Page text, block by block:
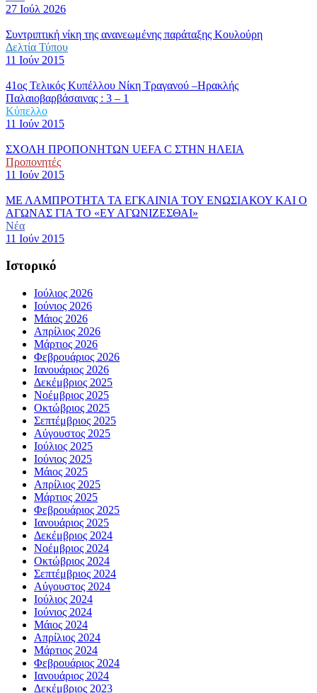
27 Ιούλ 2026
Συντριπτική νίκη της ανανεωμένης παράταξης Κουλούρη
Δελτία Τύπου
11 Ιούν 2015
41ος Τελικός Κυπέλλου Νίκη Τραγανού –Ηρακλής
Παλαιοβαρβάσαινας : 3 – 1
Κύπελλο
11 Ιούν 2015
ΣΧΟΛΗ ΠΡΟΠΟΝΗΤΩΝ UEFA C ΣΤΗΝ ΗΛΕΙΑ
Προπονητές
11 Ιούν 2015
ΜΕ ΛΑΜΠΡΟΤΗΤΑ ΤΑ ΕΓΚΑΙΝΙΑ ΤΟΥ ΕΝΩΣΙΑΚΟΥ ΚΑΙ Ο
ΑΓΩΝΑΣ ΓΙΑ ΤΟ «ΕΥ ΑΓΩΝΙΖΕΣΘΑΙ»
Νέα
11 Ιούν 2015
Ιστορικό
Ιούλιος 2026
Ιούνιος 2026
Μάιος 2026
Απρίλιος 2026
Μάρτιος 2026
Φεβρουάριος 2026
Ιανουάριος 2026
Δεκέμβριος 2025
Νοέμβριος 2025
Οκτώβριος 2025
Σεπτέμβριος 2025
Αύγουστος 2025
Ιούλιος 2025
Ιούνιος 2025
Μάιος 2025
Απρίλιος 2025
Μάρτιος 2025
Φεβρουάριος 2025
Ιανουάριος 2025
Δεκέμβριος 2024
Νοέμβριος 2024
Οκτώβριος 2024
Σεπτέμβριος 2024
Αύγουστος 2024
Ιούλιος 2024
Ιούνιος 2024
Μάιος 2024
Απρίλιος 2024
Μάρτιος 2024
Φεβρουάριος 2024
Ιανουάριος 2024
Δεκέμβριος 2023